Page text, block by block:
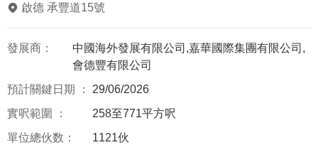
啟德 承豐道15號
預計關鍵日期 ： 29/06/2026
單位總伙数： 1121伙
實呎範圍 ： 258至771平方呎
發展商：
中國海外發展有限公司,嘉華國際集團有限公司,
會德豐有限公司